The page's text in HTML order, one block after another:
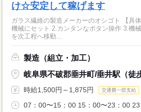
け☆安定して稼げます
ガラス繊維の製造メーカーのオシゴト 【具体的には…】 1.繊維糸を
機械にセット 2.カンタンなボタン操作 3.機
を次工程へ移動...
製造（組立・加工）
岐阜県不破郡垂井町/垂井駅（徒
時給1,500円～1,875円 交通費一部支給
07：00〜15：00 15：00〜23：00